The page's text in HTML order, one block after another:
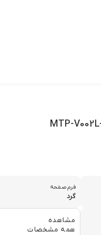
فرم صفحه
گرد
مشاهده
همه مشخصات